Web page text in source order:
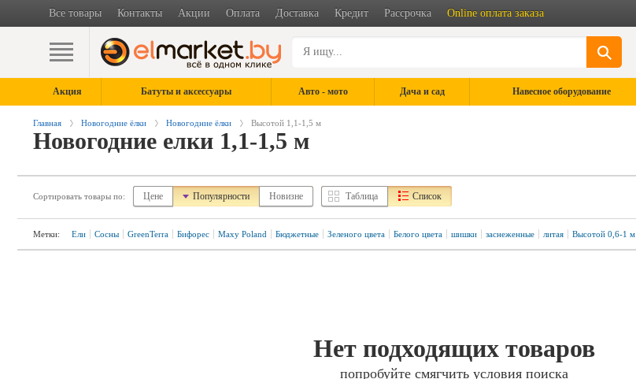
Все товары Контакты Акции Оплата Доставка Кредит Рассрочка Online оплата заказа
Акция Батуты и аксессуары Авто - мото Дача и сад Навесное оборудование
Главная Новогодние ёлки Новогодние ёлки Высотой 1,1-1,5 м
Новогодние елки 1,1-1,5 м
Сортировать товары по: Цене Популярности Новизне Таблица Список
Метки: Ели Сосны GreenTerra Бифорес Maxy Poland Бюджетные Зеленого цвета Белого цвета шишки заснеженные литая Высотой 0,6-1 м
Нет подходящих товаров
попробуйте смягчить условия поиска